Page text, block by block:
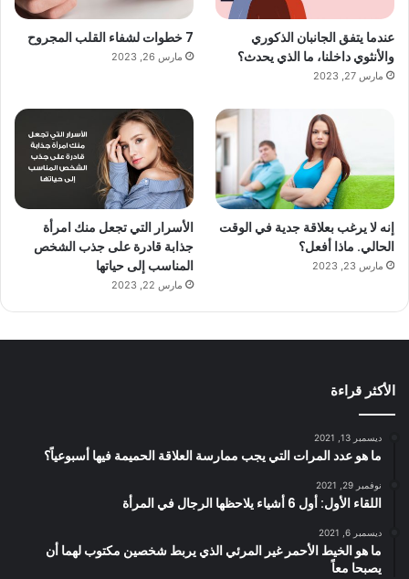
عندما يتفق الجانبان الذكوري
والأنثوي داخلنا، ما الذي يحدث؟
مارس 27, 2023
7 خطوات لشفاء القلب المجروح
مارس 26, 2023
إنه لا يرغب بعلاقة جدية في الوقت
الحالي. ماذا أفعل؟
مارس 23, 2023
الأسرار التي تجعل منك امرأة
جذابة قادرة على جذب الشخص
المناسب إلى حياتها
مارس 22, 2023
الأكثر قراءة
ديسمبر 13, 2021
ما هو عدد المرات التي يجب ممارسة العلاقة الحميمة فيها أسبوعياً؟
نوفمبر 29, 2021
اللقاء الأول: أول 6 أشياء يلاحظها الرجال في المرأة
ديسمبر 6, 2021
ما هو الخيط الأحمر غير المرئي الذي يربط شخصين مكتوب لهما أن
يصبحا معاً